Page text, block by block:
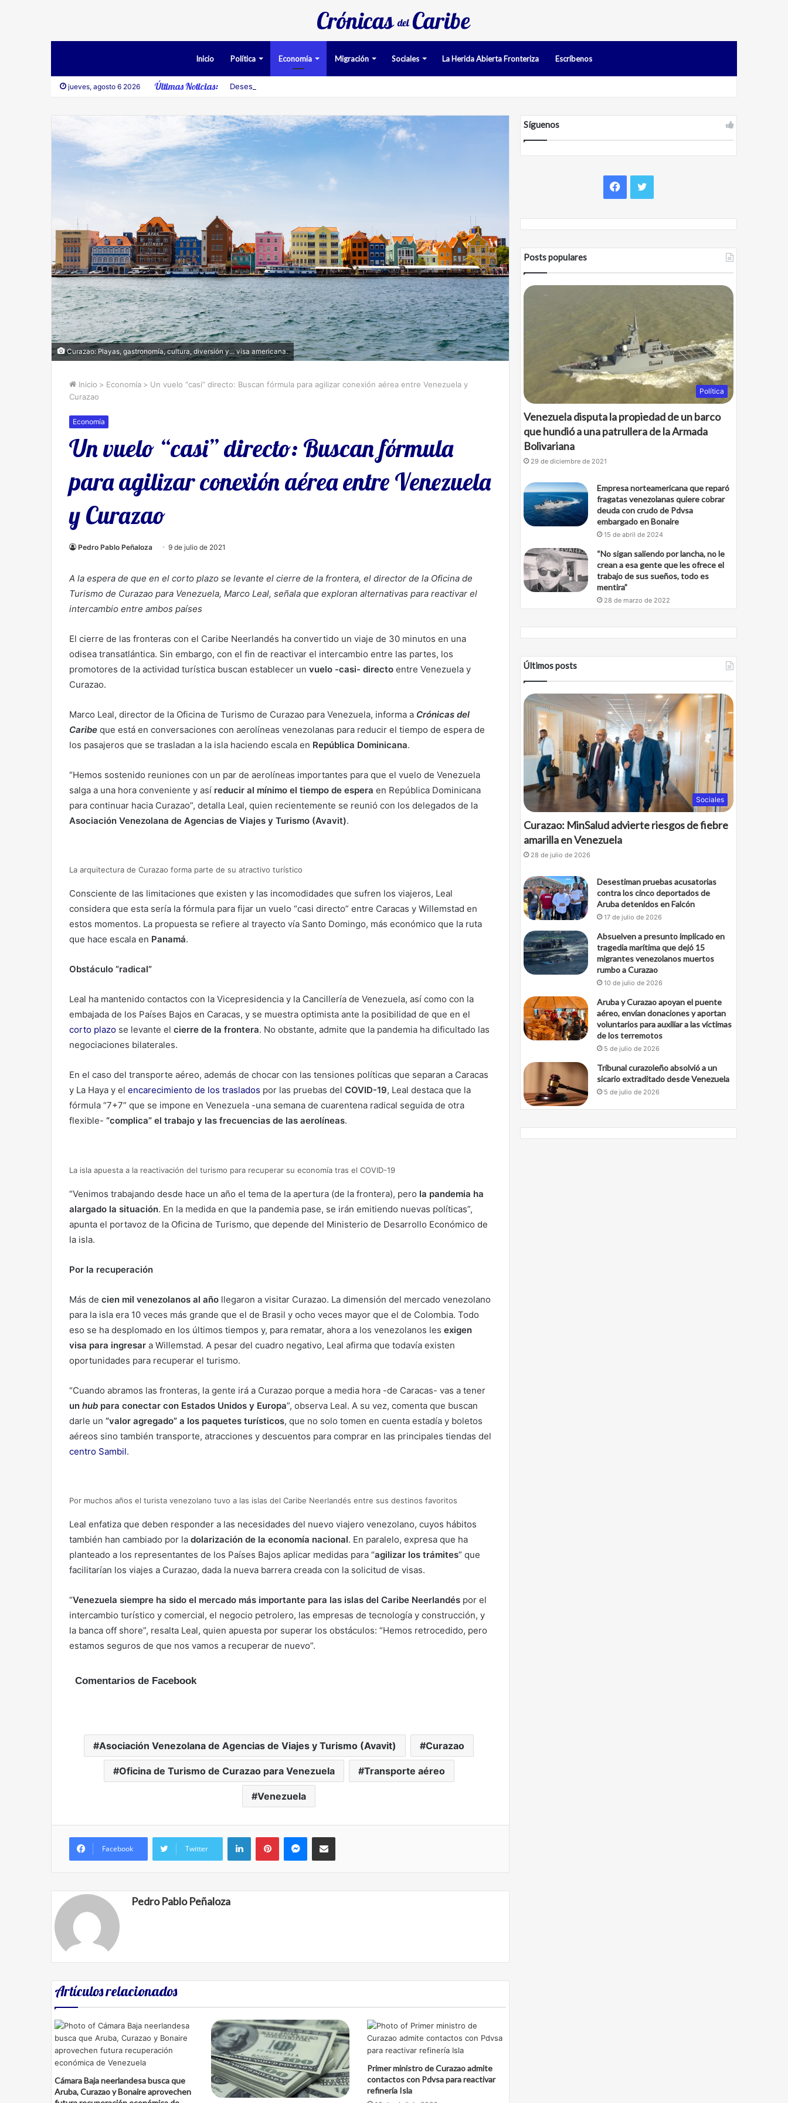
Inicio Política Economía Migración Sociales La Herida Abierta Fronteriza Escríbenos
jueves, agosto 6 2026 Últimas Noticias: Desestiman pruebas acusatorias contra los cinco deportados de Aruba detenidos en Falcón
Curazao: Playas, gastronomía, cultura, diversión y... visa americana.
Inicio > Economía > Un vuelo “casi” directo: Buscan fórmula para agilizar conexión aérea entre Venezuela y
Curazao
Economía
Un vuelo “casi” directo: Buscan fórmula
para agilizar conexión aérea entre Venezuela
y Curazao
Pedro Pablo Peñaloza 9 de julio de 2021
A la espera de que en el corto plazo se levante el cierre de la frontera, el director de la Oficina de
Turismo de Curazao para Venezuela, Marco Leal, señala que exploran alternativas para reactivar el
intercambio entre ambos países
El cierre de las fronteras con el Caribe Neerlandés ha convertido un viaje de 30 minutos en una
odisea transatlántica. Sin embargo, con el fin de reactivar el intercambio entre las partes, los
promotores de la actividad turística buscan establecer un vuelo -casi- directo entre Venezuela y
Curazao.
Marco Leal, director de la Oficina de Turismo de Curazao para Venezuela, informa a Crónicas del
Caribe que está en conversaciones con aerolíneas venezolanas para reducir el tiempo de espera de
los pasajeros que se trasladan a la isla haciendo escala en República Dominicana.
“Hemos sostenido reuniones con un par de aerolíneas importantes para que el vuelo de Venezuela
salga a una hora conveniente y así reducir al mínimo el tiempo de espera en República Dominicana
para continuar hacia Curazao”, detalla Leal, quien recientemente se reunió con los delegados de la
Asociación Venezolana de Agencias de Viajes y Turismo (Avavit).
La arquitectura de Curazao forma parte de su atractivo turístico
Consciente de las limitaciones que existen y las incomodidades que sufren los viajeros, Leal
considera que esta sería la fórmula para fijar un vuelo “casi directo” entre Caracas y Willemstad en
estos momentos. La propuesta se refiere al trayecto vía Santo Domingo, más económico que la ruta
que hace escala en Panamá.
Obstáculo “radical”
Leal ha mantenido contactos con la Vicepresidencia y la Cancillería de Venezuela, así como con la
embajada de los Países Bajos en Caracas, y se muestra optimista ante la posibilidad de que en el
corto plazo se levante el cierre de la frontera. No obstante, admite que la pandemia ha dificultado las
negociaciones bilaterales.
En el caso del transporte aéreo, además de chocar con las tensiones políticas que separan a Caracas
y La Haya y el encarecimiento de los traslados por las pruebas del COVID-19, Leal destaca que la
fórmula “7+7” que se impone en Venezuela -una semana de cuarentena radical seguida de otra
flexible- “complica” el trabajo y las frecuencias de las aerolíneas.
La isla apuesta a la reactivación del turismo para recuperar su economía tras el COVID-19
“Venimos trabajando desde hace un año el tema de la apertura (de la frontera), pero la pandemia ha
alargado la situación. En la medida en que la pandemia pase, se irán emitiendo nuevas políticas”,
apunta el portavoz de la Oficina de Turismo, que depende del Ministerio de Desarrollo Económico de
la isla.
Por la recuperación
Más de cien mil venezolanos al año llegaron a visitar Curazao. La dimensión del mercado venezolano
para la isla era 10 veces más grande que el de Brasil y ocho veces mayor que el de Colombia. Todo
eso se ha desplomado en los últimos tiempos y, para rematar, ahora a los venezolanos les exigen
visa para ingresar a Willemstad. A pesar del cuadro negativo, Leal afirma que todavía existen
oportunidades para recuperar el turismo.
“Cuando abramos las fronteras, la gente irá a Curazao porque a media hora -de Caracas- vas a tener
un hub para conectar con Estados Unidos y Europa”, observa Leal. A su vez, comenta que buscan
darle un “valor agregado” a los paquetes turísticos, que no solo tomen en cuenta estadía y boletos
aéreos sino también transporte, atracciones y descuentos para comprar en las principales tiendas del
centro Sambil.
Por muchos años el turista venezolano tuvo a las islas del Caribe Neerlandés entre sus destinos favoritos
Leal enfatiza que deben responder a las necesidades del nuevo viajero venezolano, cuyos hábitos
también han cambiado por la dolarización de la economía nacional. En paralelo, expresa que ha
planteado a los representantes de los Países Bajos aplicar medidas para “agilizar los trámites” que
facilitarían los viajes a Curazao, dada la nueva barrera creada con la solicitud de visas.
“Venezuela siempre ha sido el mercado más importante para las islas del Caribe Neerlandés por el
intercambio turístico y comercial, el negocio petrolero, las empresas de tecnología y construcción, y
la banca off shore”, resalta Leal, quien apuesta por superar los obstáculos: “Hemos retrocedido, pero
estamos seguros de que nos vamos a recuperar de nuevo”.
Comentarios de Facebook
Asociación Venezolana de Agencias de Viajes y Turismo (Avavit) Curazao
Oficina de Turismo de Curazao para Venezuela Transporte aéreo
Venezuela
Facebook Twitter
LinkedInPinterestMessengerCompartir via correo electrónico
Pedro Pablo Peñaloza
Artículos relacionados
Cámara Baja neerlandesa busca que
Aruba, Curazao y Bonaire aprovechen
Primer ministro de Curazao admite
contactos con Pdvsa para reactivar
refinería Isla
Síguenos
Facebook
Twitter
Posts populares
Política
Venezuela disputa la propiedad de un barco
que hundió a una patrullera de la Armada
Bolivariana
29 de diciembre de 2021
Empresa norteamericana que reparó
fragatas venezolanas quiere cobrar
deuda con crudo de Pdvsa
embargado en Bonaire
15 de abril de 2024
“No sigan saliendo por lancha, no le
crean a esa gente que les ofrece el
trabajo de sus sueños, todo es
mentira”
28 de marzo de 2022
Últimos posts
Sociales
Curazao: MinSalud advierte riesgos de fiebre
amarilla en Venezuela
28 de julio de 2026
Desestiman pruebas acusatorias
contra los cinco deportados de
Aruba detenidos en Falcón
17 de julio de 2026
Absuelven a presunto implicado en
tragedia marítima que dejó 15
migrantes venezolanos muertos
rumbo a Curazao
10 de julio de 2026
Aruba y Curazao apoyan el puente
aéreo, envían donaciones y aportan
voluntarios para auxiliar a las víctimas
de los terremotos
5 de julio de 2026
Tribunal curazoleño absolvió a un
sicario extraditado desde Venezuela
5 de julio de 2026